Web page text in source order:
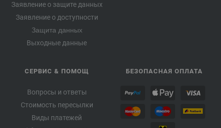
Заявление о защите данных
Заявление о доступности
Защита данных
Выходные данные
СЕРВИС & ПОМОЩ
Вопросы и ответы
Стоимость пересылки
Виды платежей
БЕЗОПАСНАЯ ОПЛАТА